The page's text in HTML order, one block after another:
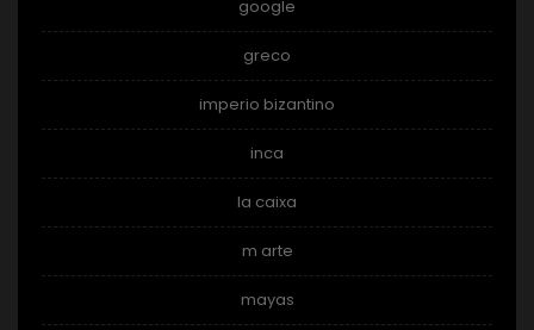
google
greco
imperio bizantino
inca
la caixa
m arte
mayas